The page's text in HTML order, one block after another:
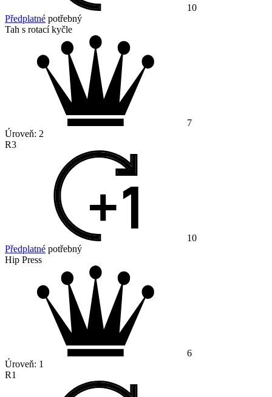
10
Předplatné potřebný
Tah s rotací kyčle
7
Úroveň: 2
R3
10
Předplatné potřebný
Hip Press
6
Úroveň: 1
R1